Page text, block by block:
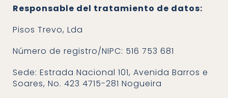
Responsable del tratamiento de datos:
Pisos Trevo, Lda
Número de registro/NIPC: 516 753 681
Sede: Estrada Nacional 101, Avenida Barros e
Soares, No. 423 4715-281 Nogueira